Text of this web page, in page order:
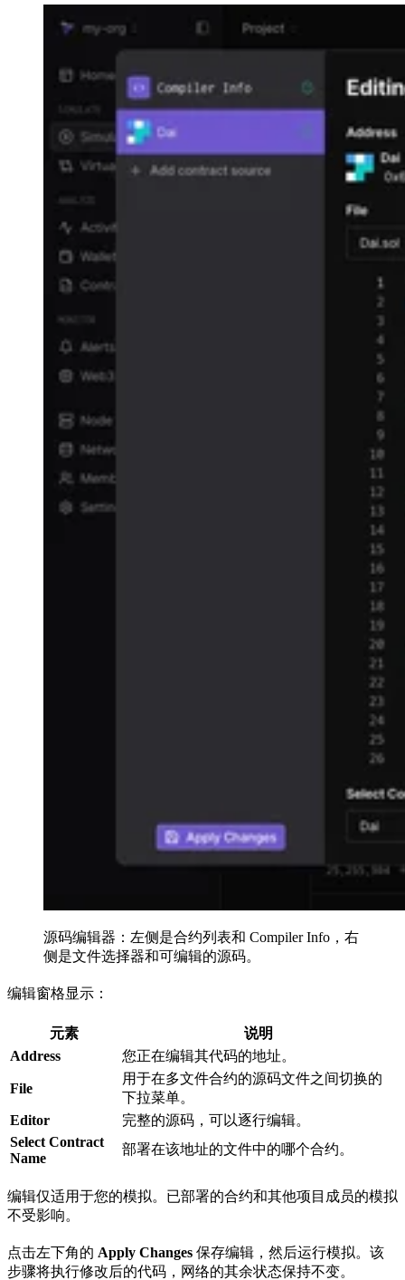
源码编辑器：左侧是合约列表和 Compiler Info，右
侧是文件选择器和可编辑的源码。
编辑窗格显示：
元素
说明
Address
您正在编辑其代码的地址。
File
用于在多文件合约的源码文件之间切换的
下拉菜单。
Editor
完整的源码，可以逐行编辑。
Select Contract
Name
部署在该地址的文件中的哪个合约。
编辑仅适用于您的模拟。已部署的合约和其他项目成员的模拟
不受影响。
点击左下角的 Apply Changes 保存编辑，然后运行模拟。该
步骤将执行修改后的代码，网络的其余状态保持不变。